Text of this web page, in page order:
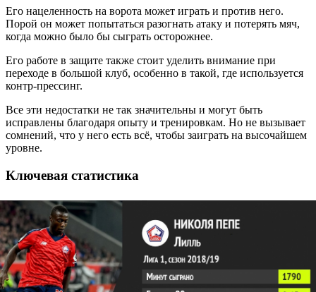
Его нацеленность на ворота может играть и против него.
Порой он может попытаться разогнать атаку и потерять мяч,
когда можно было бы сыграть осторожнее.
Его работе в защите также стоит уделить внимание при
переходе в большой клуб, особенно в такой, где используется
контр-прессинг.
Все эти недостатки не так значительны и могут быть
исправлены благодаря опыту и тренировкам. Но не вызывает
сомнений, что у него есть всё, чтобы заиграть на высочайшем
уровне.
Ключевая статистика